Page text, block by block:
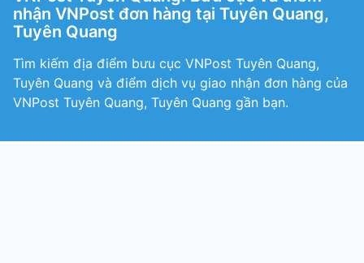
nhận VNPost đơn hàng tại Tuyên Quang,
Tuyên Quang
Tìm kiếm địa điểm bưu cục VNPost Tuyên Quang,
Tuyên Quang và điểm dịch vụ giao nhận đơn hàng của
VNPost Tuyên Quang, Tuyên Quang gần bạn.